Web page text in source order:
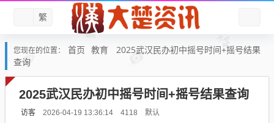
繁
您现在的位置： 首页 教育
2025武汉民办初中摇号时间+摇号结果
查询
2025武汉民办初中摇号时间+摇号结果查询
访客 2026-04-19 13:36:14 4118 默认